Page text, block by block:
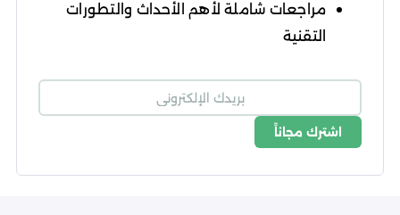
مراجعات شاملة لأهم الأحداث والتطورات
التقنية
اشترك مجاناً